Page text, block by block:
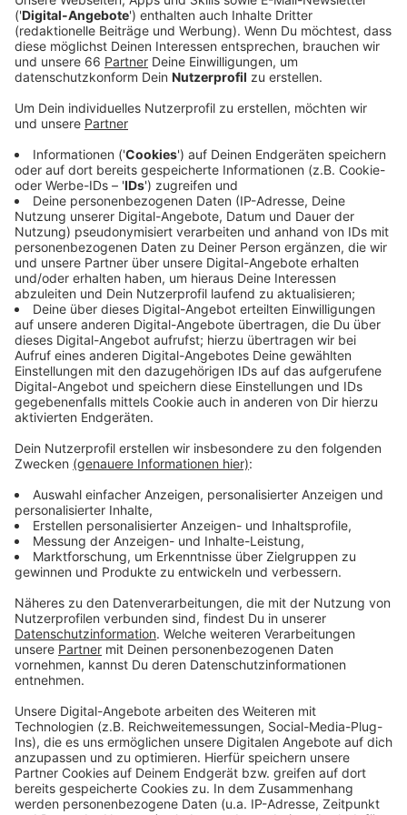
Veröffentlicht:Donnerstag, 19.10.2023 13:18
Anzeige
die Landeshauptstadt unterstützt das Projekt. Ziel ist
es, am Ende ein Buch herauszubringen, das das Thema
nachhaltig sichtbar macht. Man setze sich so
ganzheitlich mit der Kolonialgeschichte auseinander,
die uns in ihren Auswirkungen auch heute noch direkt
betreffe, heißt es von der Beigeordneten für Kultur
und Integration Miriam Koch. Ausgangspunkt wird der
westdeutsche Verein für Kolonisation und Export sein,
der 1881 in Düsseldorf gegründet wurde. Heute (19.
Oktober 2023) wird das Forschungsprojekt um 18 Uhr
im Haus der Universiät vorgestellt, der Eintritt ist frei,
anmelden müssen wir uns auch nicht.
Anzeige
Weitere Infos und Links zum Thema:
Anzeige
So berichtet das Haus der Universität
So berichtet die Stadt Düsseldorf
Das ist der westdeutsche Verein für Kolonisation
Anzeige